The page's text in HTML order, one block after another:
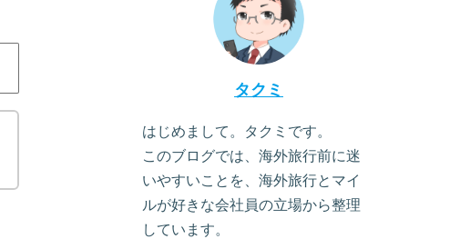
タクミ
はじめまして。タクミです。
このブログでは、海外旅行前に迷
いやすいことを、海外旅行とマイ
ルが好きな会社員の立場から整理
しています。